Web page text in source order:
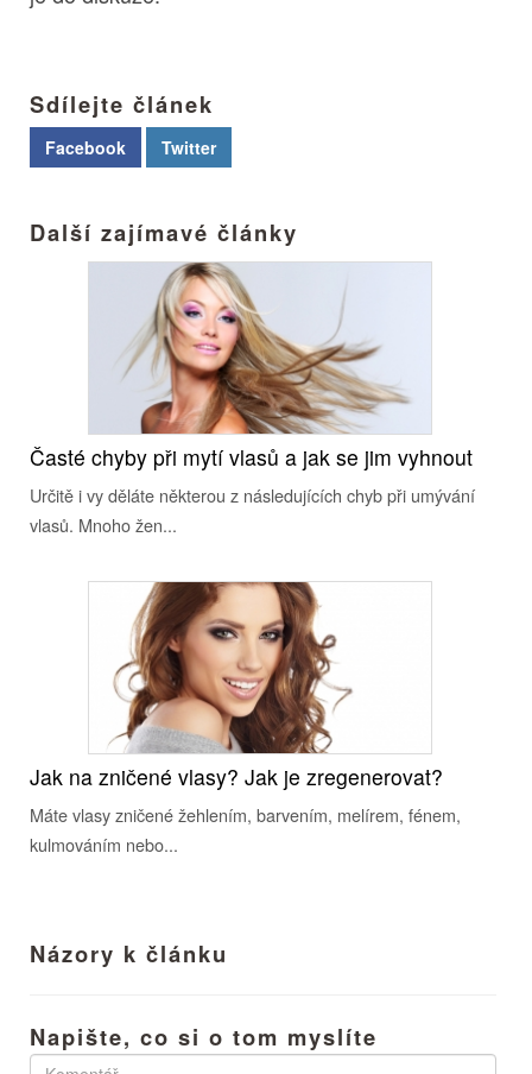
Sdílejte článek
Facebook Twitter
Další zajímavé články
Časté chyby při mytí vlasů a jak se jim vyhnout
Určitě i vy děláte některou z následujících chyb při umývání
vlasů. Mnoho žen...
Jak na zničené vlasy? Jak je zregenerovat?
Máte vlasy zničené žehlením, barvením, melírem, fénem,
kulmováním nebo...
Názory k článku
Napište, co si o tom myslíte